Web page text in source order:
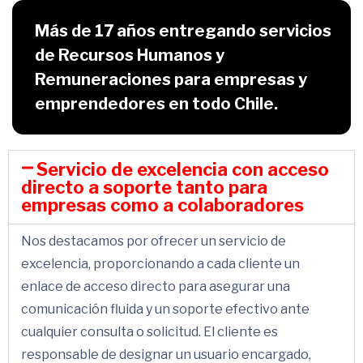
Más de 17 años entregando servicios
de Recursos Humanos y
Remuneraciones para empresas y
emprendedores en todo Chile.
Servicio de excelencia con acceso
directo a soporte tanto para
empresas como a colaboradores
Nos destacamos por ofrecer un servicio de
excelencia, proporcionando a cada cliente un
enlace de acceso directo para asegurar una
comunicación fluida y un soporte efectivo ante
cualquier consulta o solicitud. El cliente es
responsable de designar un usuario encargado,